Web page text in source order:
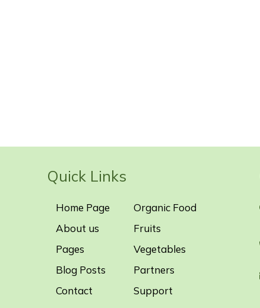
Quick Links
Home Page
About us
Pages
Blog Posts
Contact
Organic Food
Fruits
Vegetables
Partners
Support